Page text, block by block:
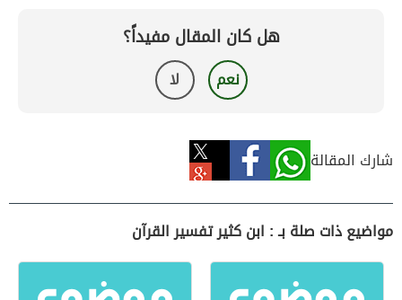
هل كان المقال مفيداً؟
نعم لا
شارك المقالة
مواضيع ذات صلة بـ : ابن كثير تفسير القرآن